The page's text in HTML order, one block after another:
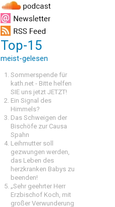
Top-15
meist-gelesen
Sommerspende für
kath.net - Bitte helfen
SIE uns jetzt JETZT!
Ein Signal des
Himmels?
Das Schweigen der
Bischöfe zur Causa
Spahn
Leihmutter soll
gezwungen werden,
das Leben des
herzkranken Babys zu
beenden!
„Sehr geehrter Herr
Erzbischof Koch, mit
großer Verwunderung